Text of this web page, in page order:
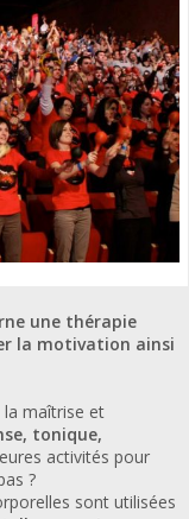
une thérapie
la motivation ainsi
la maîtrise et
tonique,
activités pour
?
sont utilisées